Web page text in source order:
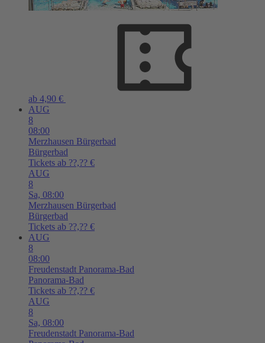
ab 4,90 €
AUG
8
08:00
Merzhausen Bürgerbad
Bürgerbad
Tickets ab ??,?? €
AUG
8
Sa, 08:00
Merzhausen Bürgerbad
Bürgerbad
Tickets ab ??,?? €
AUG
8
08:00
Freudenstadt Panorama-Bad
Panorama-Bad
Tickets ab ??,?? €
AUG
8
Sa, 08:00
Freudenstadt Panorama-Bad